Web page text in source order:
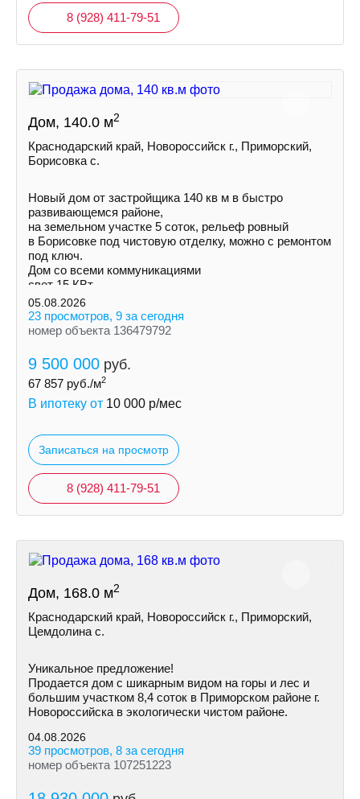
8 (928) 411-79-51
Дом, 140.0 м2
Краснодарский край, Новороссийск г., Приморский,
Борисовка с.
Новый дом от застройщика 140 кв м в быстро
развивающемся районе,
на земельном участке 5 соток, рельеф ровный
в Борисовке под чистовую отделку, можно с ремонтом
под ключ.
Дом со всеми коммуникациями
свет 15 КВт
индивидуальная скважина
септик
05.08.2026
23 просмотров, 9 за сегодня
номер объекта 136479792
9 500 000 руб.
67 857 руб./м2
В ипотеку от 10 000 р/мес
Записаться на просмотр
8 (928) 411-79-51
Дом, 168.0 м2
Краснодарский край, Новороссийск г., Приморский,
Цемдолина с.
Уникальное предложение!
Продается дом с шикарным видом на горы и лес и
большим участком 8,4 соток в Приморском районе г.
Новороссийска в экологически чистом районе.
04.08.2026
39 просмотров, 8 за сегодня
номер объекта 107251223